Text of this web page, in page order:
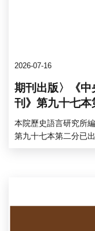
2026-07-16
期刊出版〉《
刊》第九十七本
本院歷史語言研究所
第九十七本第二分已